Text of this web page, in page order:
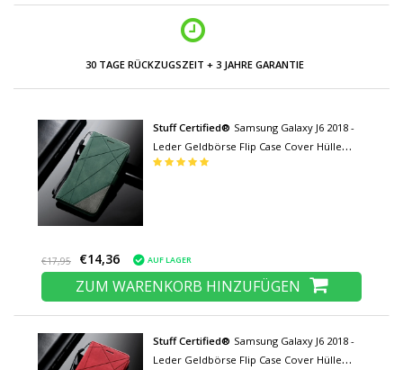
30 TAGE RÜCKZUGSZEIT + 3 JAHRE GARANTIE
Stuff Certified® Samsung Galaxy J6 2018 -
Leder Geldbörse Flip Case Cover Hülle
Brieftasche Grün
€17,95 €14,36 AUF LAGER
ZUM WARENKORB HINZUFÜGEN
Stuff Certified® Samsung Galaxy J6 2018 -
Leder Geldbörse Flip Case Cover Hülle